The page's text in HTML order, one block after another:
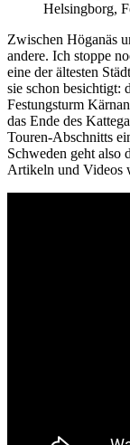
Helsingborg,
Zwischen Höganäs
andere. Ich stoppe
eine der ältesten
sie schon besichtigt:
Festungsturm
das Ende des
Touren-Abschnitts
Schweden geht also
Artikeln und Videos